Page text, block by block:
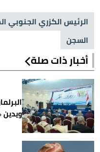
الرئيس الكزري الجنوبي
السجن
أخبار ذات صلة
ويدين